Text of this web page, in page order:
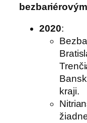
2020:
kraji.